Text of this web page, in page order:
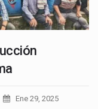
Ene 29, 2025